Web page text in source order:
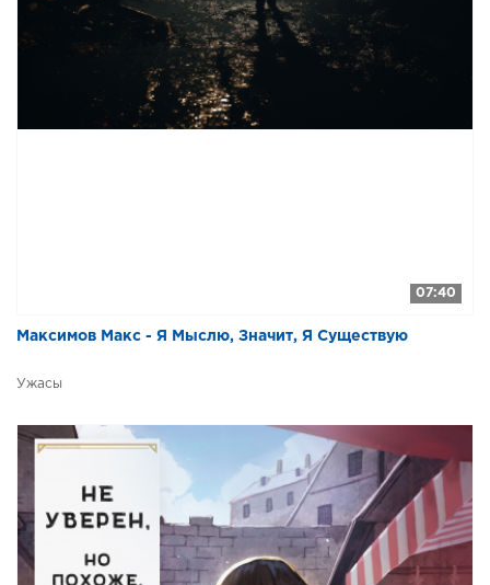
07:40
Максимов Макс - Я Мыслю, Значит, Я Существую
Ужасы